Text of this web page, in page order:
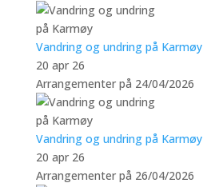
Vandring og undring på Karmøy
20 apr 26
Arrangementer på 24/04/2026
Vandring og undring på Karmøy
20 apr 26
Arrangementer på 26/04/2026